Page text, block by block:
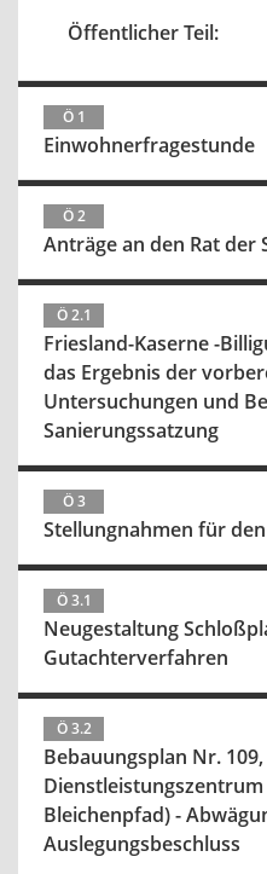
Öffentlicher Teil:
Ö 1
Einwohnerfragestunde
Ö 2
Anträge an den Rat der
Ö 2.1
Friesland-Kaserne -
das Ergebnis der
Untersuchungen und
Sanierungssatzung
Ö 3
Stellungnahmen für
Ö 3.1
Neugestaltung
Gutachterverfahren
Ö 3.2
Bebauungsplan Nr.
Bleichenpfad) -
Auslegungsbeschluss